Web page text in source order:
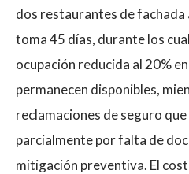
dos restaurantes de fachada
toma 45 días, durante los
ocupación reducida al 20%
permanecen disponibles,
reclamaciones de seguro
parcialmente por falta de
mitigación preventiva. El